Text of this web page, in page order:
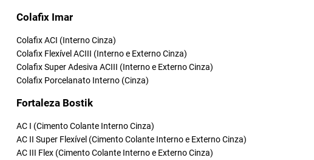
Colafix Imar
Colafix ACI (Interno Cinza)
Colafix Flexível ACIII (Interno e Externo Cinza)
Colafix Super Adesiva ACIII (Interno e Externo Cinza)
Colafix Porcelanato Interno (Cinza)
Fortaleza Bostik
AC I (Cimento Colante Interno Cinza)
AC II Super Flexível (Cimento Colante Interno e Externo Cinza)
AC III Flex (Cimento Colante Interno e Externo Cinza)